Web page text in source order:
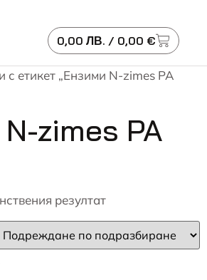
0,00 ЛВ. / 0,00 €
с етикет „Ензими N-zimes PA
zimes PA
резултат